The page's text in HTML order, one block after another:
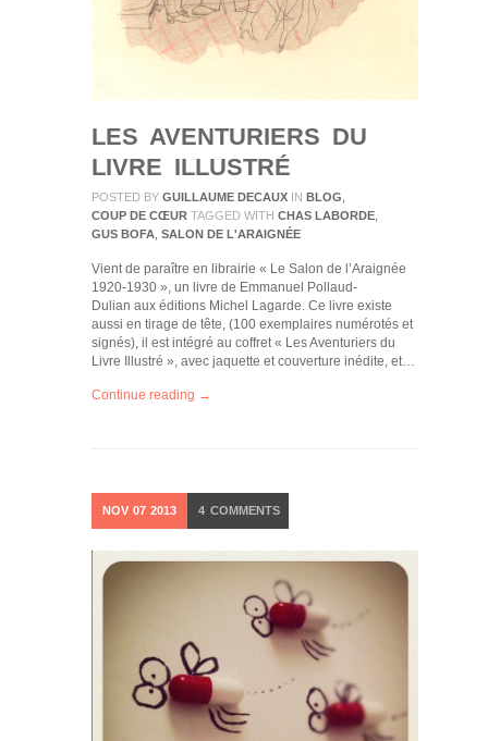
LES AVENTURIERS DU
LIVRE ILLUSTRÉ
POSTED BY GUILLAUME DECAUX IN BLOG
COUP DE CŒUR TAGGED WITH CHAS LABORDE
GUS BOFA SALON DE L'ARAIGNÉE
Vient de paraître en librairie « Le Salon de l’Araignée
1920-1930 », un livre de Emmanuel Pollaud-
Dulian aux éditions Michel Lagarde. Ce livre existe
aussi en tirage de tête, (100 exemplaires numérotés et
signés), il est intégré au coffret « Les Aventuriers du
Livre Illustré », avec jaquette et couverture inédite, et…
Continue reading →
NOV 07 2013 4 COMMENTS